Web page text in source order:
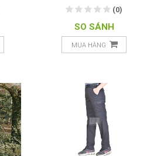
(0)
SO SÁNH
MUA HÀNG